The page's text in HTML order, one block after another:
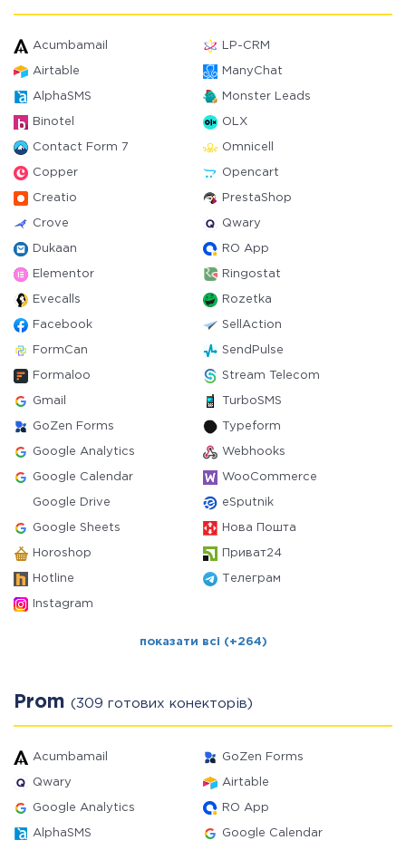
Acumbamail LP-CRM
Airtable ManyChat
AlphaSMS Monster Leads
Binotel OLX
Contact Form 7 Omnicell
Copper Opencart
Creatio PrestaShop
Crove Qwary
Dukaan RO App
Elementor Ringostat
Evecalls Rozetka
Facebook SellAction
FormCan SendPulse
Formaloo Stream Telecom
Gmail TurboSMS
GoZen Forms Typeform
Google Analytics Webhooks
Google Calendar WooCommerce
Google Drive eSputnik
Google Sheets Нова Пошта
Horoshop Приват24
Hotline Телеграм
Instagram
показати всі (+264)
Prom (309 готових конекторів)
Acumbamail GoZen Forms
Qwary Airtable
Google Analytics RO App
AlphaSMS Google Calendar